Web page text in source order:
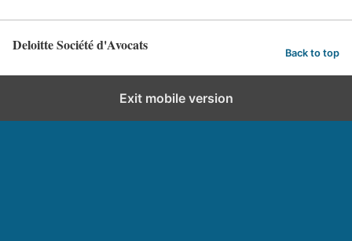
Deloitte Société d'Avocats Back to top
Exit mobile version